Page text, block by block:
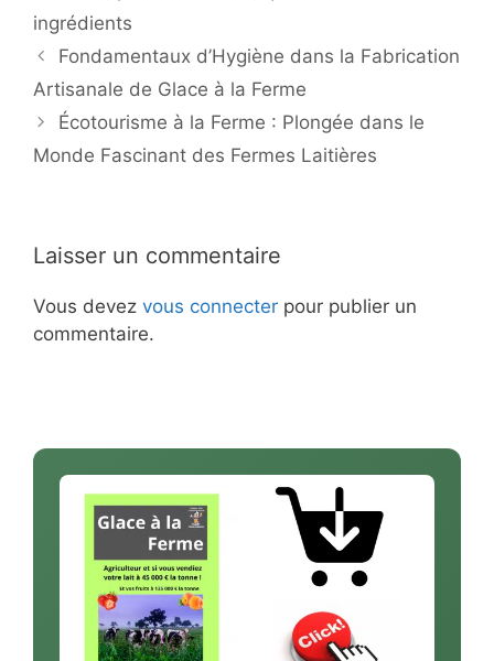
ingrédients
Fondamentaux d’Hygiène dans la Fabrication
Artisanale de Glace à la Ferme
Écotourisme à la Ferme : Plongée dans le
Monde Fascinant des Fermes Laitières
Laisser un commentaire
Vous devez vous connecter pour publier un
commentaire.